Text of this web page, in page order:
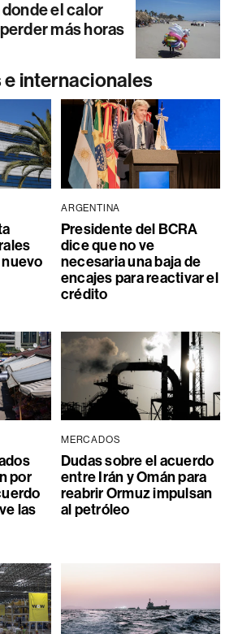
el calor
más horas
internacionales
ARGENTINA
Presidente del BCRA
dice que no ve
necesaria una baja de
encajes para reactivar el
crédito
por
las
MERCADOS
Dudas sobre el acuerdo
entre Irán y Omán para
reabrir Ormuz impulsan
al petróleo